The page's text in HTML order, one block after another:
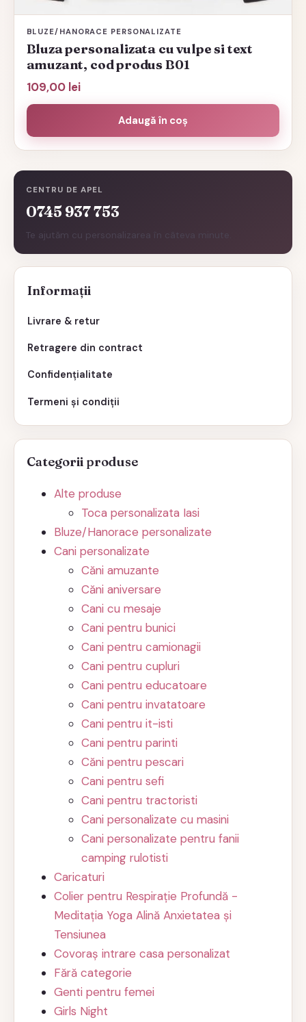
CENTRU DE APEL
0745 937 753
Te ajutăm cu personalizarea în câteva minute.
Informații
Livrare & retur
Retragere din contract
Confidențialitate
Termeni și condiții
Categorii produse
Alte produse
Toca personalizata Iasi
Bluze/Hanorace personalizate
Cani personalizate
Căni amuzante
Căni aniversare
Cani cu mesaje
Cani pentru bunici
Cani pentru camionagii
Cani pentru cupluri
Cani pentru educatoare
Cani pentru invatatoare
Cani pentru it-isti
Cani pentru parinti
Căni pentru pescari
Cani pentru sefi
Cani pentru tractoristi
Cani personalizate cu masini
Cani personalizate pentru fanii
camping rulotisti
Caricaturi
Colier pentru Respirație Profundă -
Meditația Yoga Alină Anxietatea și
Tensiunea
Covoraș intrare casa personalizat
Fără categorie
Genti pentru femei
Girls Night
BLUZE/HANORACE PERSONALIZATE
Bluza personalizata cu vulpe si text
amuzant, cod produs B01
109,00 lei
Adaugă în coș